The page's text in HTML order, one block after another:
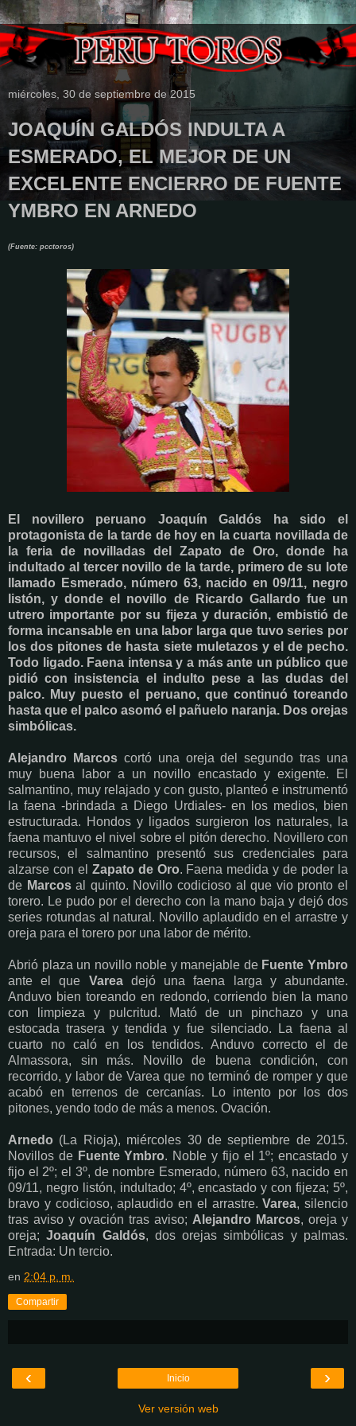
miércoles, 30 de septiembre de 2015
JOAQUÍN GALDÓS INDULTA A
ESMERADO, EL MEJOR DE UN
EXCELENTE ENCIERRO DE FUENTE
YMBRO EN ARNEDO
(Fuente: pcctoros)
El novillero peruano Joaquín Galdós ha sido el
protagonista de la tarde de hoy en la cuarta novillada de
la feria de novilladas del Zapato de Oro, donde ha
indultado al tercer novillo de la tarde, primero de su lote
llamado Esmerado, número 63, nacido en 09/11, negro
listón, y donde el novillo de Ricardo Gallardo fue un
utrero importante por su fijeza y duración, embistió de
forma incansable en una labor larga que tuvo series por
los dos pitones de hasta siete muletazos y el de pecho.
Todo ligado. Faena intensa y a más ante un público que
pidió con insistencia el indulto pese a las dudas del
palco. Muy puesto el peruano, que continuó toreando
hasta que el palco asomó el pañuelo naranja. Dos orejas
simbólicas.
Alejandro Marcoscortó una oreja del segundo tras una
muy buena labor a un novillo encastado y exigente. El
salmantino, muy relajado y con gusto, planteó e instrumentó
la faena -brindada a Diego Urdiales- en los medios, bien
estructurada. Hondos y ligados surgieron los naturales, la
faena mantuvo el nivel sobre el pitón derecho. Novillero con
recursos, el salmantino presentó sus credenciales para
alzarse con el Zapato de Oro. Faena medida y de poder la
de Marcosal quinto. Novillo codicioso al que vio pronto el
torero. Le pudo por el derecho con la mano baja y dejó dos
series rotundas al natural. Novillo aplaudido en el arrastre y
oreja para el torero por una labor de mérito.
Abrió plaza un novillo noble y manejable de Fuente Ymbro
ante el que Vareadejó una faena larga y abundante.
Anduvo bien toreando en redondo, corriendo bien la mano
con limpieza y pulcritud. Mató de un pinchazo y una
estocada trasera y tendida y fue silenciado. La faena al
cuarto no caló en los tendidos. Anduvo correcto el de
Almassora, sin más. Novillo de buena condición, con
recorrido, y labor de Varea que no terminó de romper y que
acabó en terrenos de cercanías. Lo intento por los dos
pitones, yendo todo de más a menos. Ovación.
Arnedo (La Rioja), miércoles 30 de septiembre de 2015.
Novillos de Fuente Ymbro. Noble y fijo el 1º; encastado y
fijo el 2º; el 3º, de nombre Esmerado, número 63, nacido en
09/11, negro listón, indultado; 4º, encastado y con fijeza; 5º,
bravo y codicioso, aplaudido en el arrastre.Varea, silencio
tras aviso y ovación tras aviso; Alejandro Marcos, oreja y
oreja;Joaquín Galdós, dos orejas simbólicas y palmas.
Entrada: Un tercio.
en 2:04 p. m.
Compartir
‹ ›
Inicio
Ver versión web